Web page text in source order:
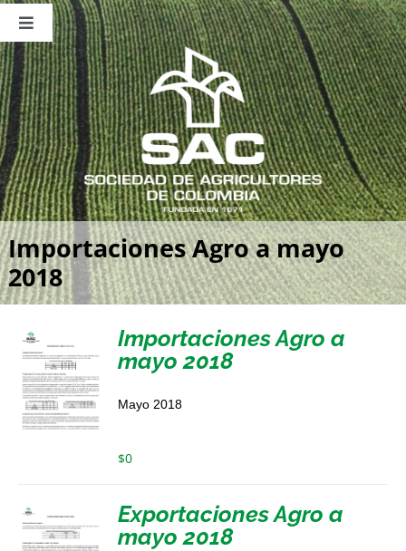
Saltar
contenido
Toggle
Navigation
Nosotros
Publicaciones
Sala de Prensa
Eventos
Importaciones Agro a mayo
2018
Importaciones Agro a
mayo 2018
Mayo 2018
$0
Exportaciones Agro a
mayo 2018